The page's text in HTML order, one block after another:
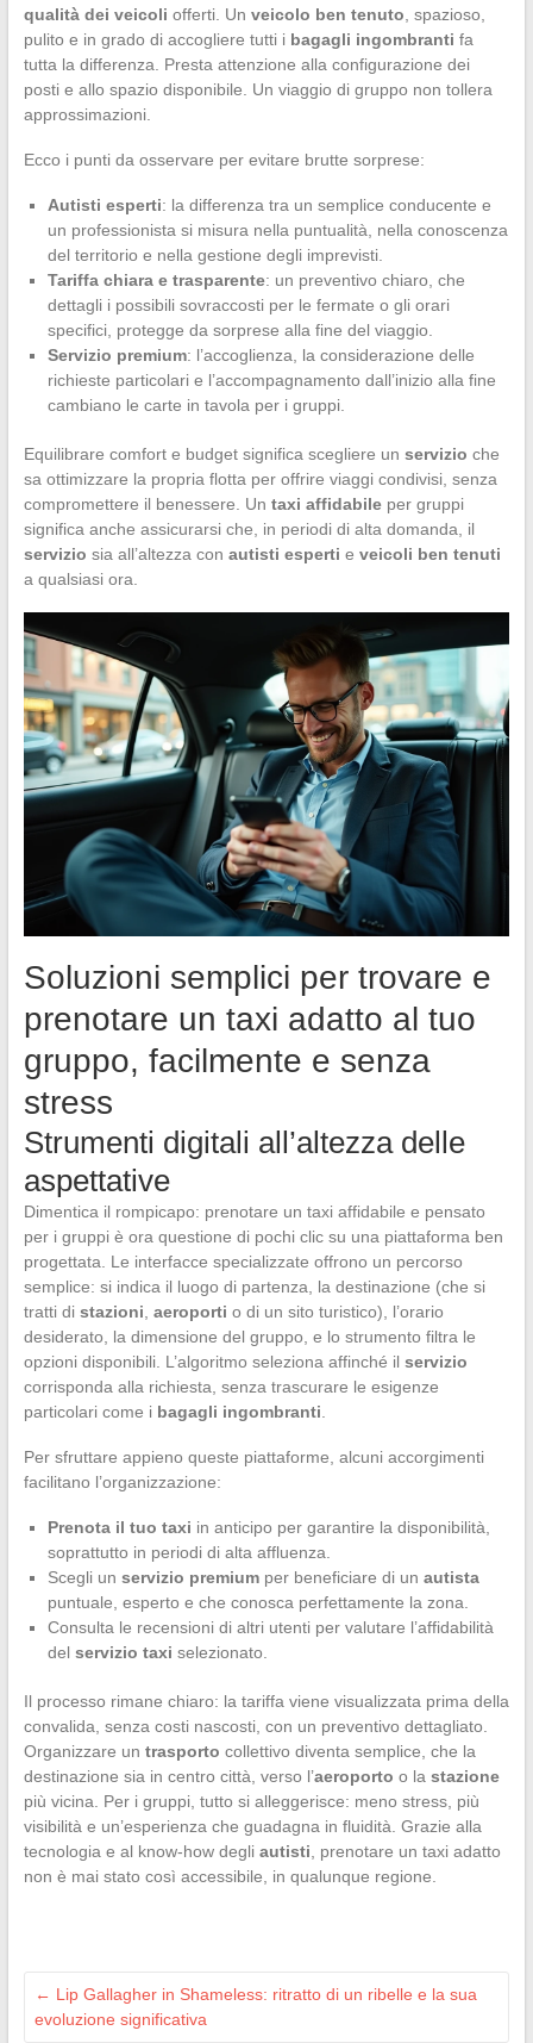
qualità dei veicoli offerti. Un veicolo ben tenuto , spazioso,
pulito e in grado di accogliere tutti i bagagli ingombranti fa
tutta la differenza. Presta attenzione alla configurazione dei
posti e allo spazio disponibile. Un viaggio di gruppo non tollera
approssimazioni.
Ecco i punti da osservare per evitare brutte sorprese:
Autisti esperti: la differenza tra un semplice conducente e
un professionista si misura nella puntualità, nella conoscenza
del territorio e nella gestione degli imprevisti.
Tariffa chiara e trasparente: un preventivo chiaro, che
dettagli i possibili sovraccosti per le fermate o gli orari
specifici, protegge da sorprese alla fine del viaggio.
Servizio premium: l’accoglienza, la considerazione delle
richieste particolari e l’accompagnamento dall’inizio alla fine
cambiano le carte in tavola per i gruppi.
Equilibrare comfort e budget significa scegliere un servizio che
sa ottimizzare la propria flotta per offrire viaggi condivisi, senza
compromettere il benessere. Un taxi affidabileper gruppi
significa anche assicurarsi che, in periodi di alta domanda, il
servizio sia all’altezza con autisti esperti e veicoli ben tenuti
a qualsiasi ora.
Soluzioni semplici per trovare e
prenotare un taxi adatto al tuo
gruppo, facilmente e senza
stress
Strumenti digitali all’altezza delle
aspettative
Dimentica il rompicapo: prenotare un taxi affidabile e pensato
per i gruppi è ora questione di pochi clic su una piattaforma ben
progettata. Le interfacce specializzate offrono un percorso
semplice: si indica il luogo di partenza, la destinazione (che si
tratti di stazioni aeroporti o di un sito turistico), l’orario
desiderato, la dimensione del gruppo, e lo strumento filtra le
opzioni disponibili. L’algoritmo seleziona affinché il servizio
corrisponda alla richiesta, senza trascurare le esigenze
particolari come i bagagli ingombranti
Per sfruttare appieno queste piattaforme, alcuni accorgimenti
facilitano l’organizzazione:
Prenota il tuo taxi in anticipo per garantire la disponibilità,
soprattutto in periodi di alta affluenza.
Scegli un servizio premiumper beneficiare di un autista
puntuale, esperto e che conosca perfettamente la zona.
Consulta le recensioni di altri utenti per valutare l’affidabilità
del servizio taxi selezionato.
Il processo rimane chiaro: la tariffa viene visualizzata prima della
convalida, senza costi nascosti, con un preventivo dettagliato.
Organizzare un trasporto collettivo diventa semplice, che la
destinazione sia in centro città, verso l’aeroporto o la stazione
più vicina. Per i gruppi, tutto si alleggerisce: meno stress, più
visibilità e un’esperienza che guadagna in fluidità. Grazie alla
tecnologia e al know-how degli autisti , prenotare un taxi adatto
non è mai stato così accessibile, in qualunque regione.
← Lip Gallagher in Shameless: ritratto di un ribelle e la sua
evoluzione significativa